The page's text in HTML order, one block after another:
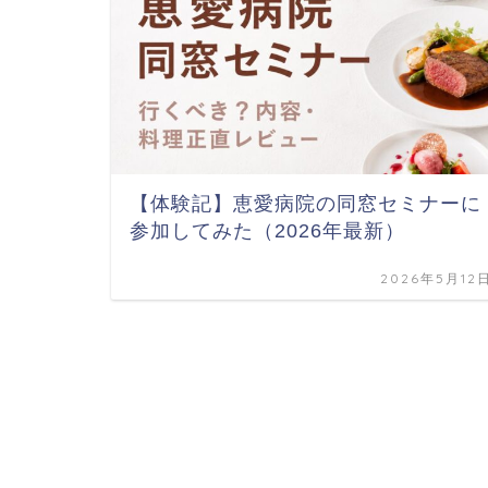
【体験記】恵愛病院の同窓セミナーに
参加してみた（2026年最新）
2026年5月12